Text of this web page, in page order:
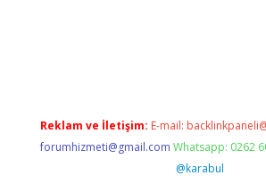
Reklam ve İletişim: E-mail:
forumhizmeti@gmail.com Whatsapp: 0262
@karabul